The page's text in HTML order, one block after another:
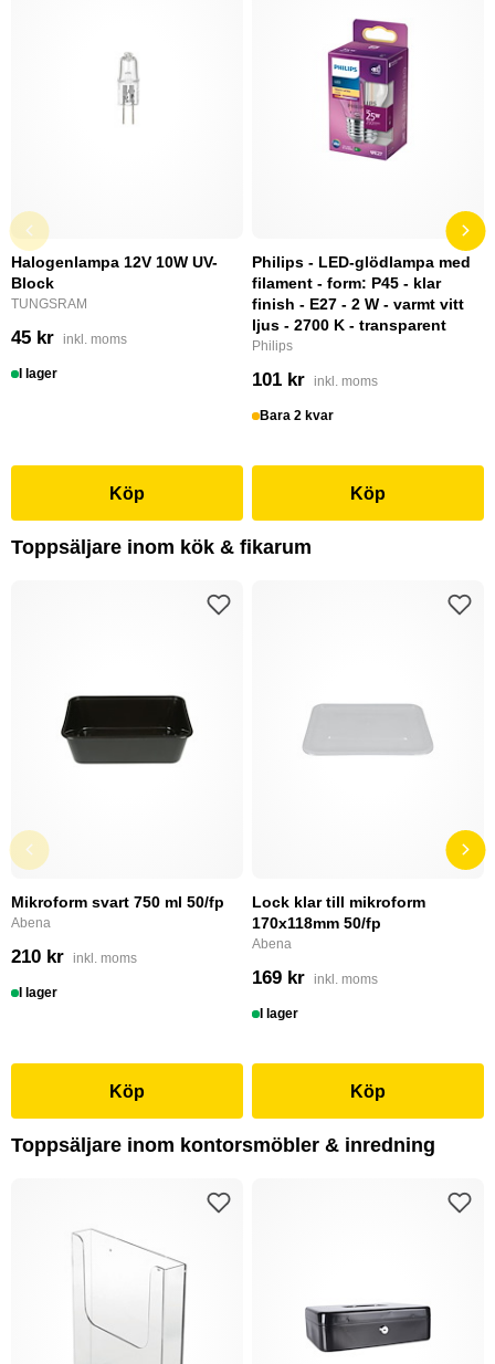
Halogenlampa 12V 10W UV-
Block
TUNGSRAM
45 kr inkl. moms
I lager
Köp
Philips - LED-glödlampa med
filament - form: P45 - klar
finish - E27 - 2 W - varmt vitt
ljus - 2700 K - transparent
Philips
101 kr inkl. moms
Bara 2 kvar
Köp
Toppsäljare inom kök & fikarum
Mikroform svart 750 ml 50/fp
Abena
210 kr inkl. moms
I lager
Köp
Lock klar till mikroform
170x118mm 50/fp
Abena
169 kr inkl. moms
I lager
Köp
Toppsäljare inom kontorsmöbler & inredning